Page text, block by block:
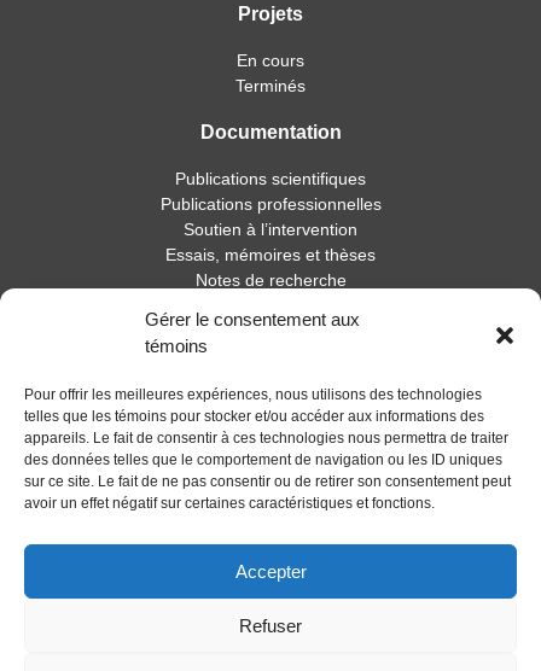
Gérer le consentement aux
témoins
Pour offrir les meilleures expériences, nous utilisons des technologies
telles que les témoins pour stocker et/ou accéder aux informations des
appareils. Le fait de consentir à ces technologies nous permettra de traiter
des données telles que le comportement de navigation ou les ID uniques
sur ce site. Le fait de ne pas consentir ou de retirer son consentement peut
avoir un effet négatif sur certaines caractéristiques et fonctions.
Accepter
Refuser
Projets
En cours
Terminés
Documentation
Publications scientifiques
Publications professionnelles
Soutien à l’intervention
Essais, mémoires et thèses
Notes de recherche
Activités
Nouvelles